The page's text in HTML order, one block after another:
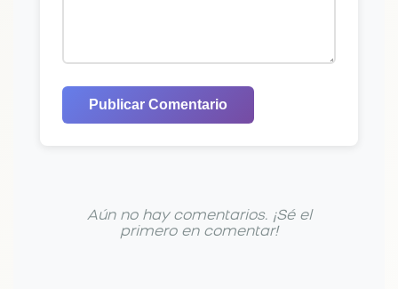
Publicar Comentario
Aún no hay comentarios. ¡Sé el
primero en comentar!